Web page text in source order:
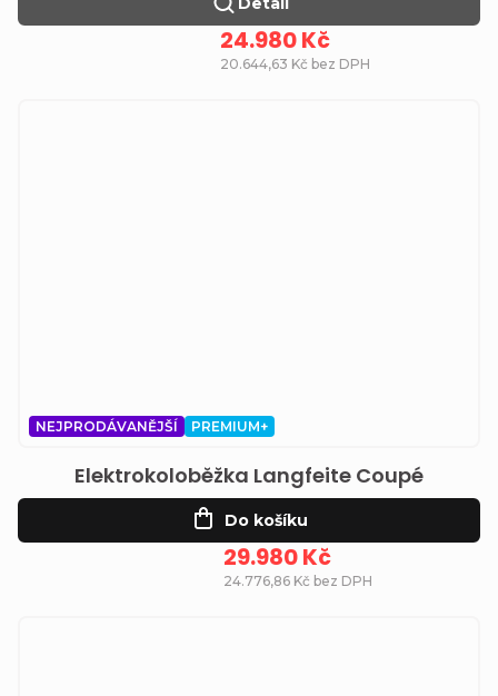
20.644,63 Kč bez DPH
24.980 Kč
NEJPRODÁVANĚJŠÍ PREMIUM+
Elektrokoloběžka Langfeite Coupé
24.776,86 Kč bez DPH
29.980 Kč
Do košíku